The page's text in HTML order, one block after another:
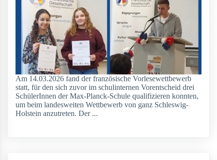
Am 14.03.2026 fand der französische Vorlesewettbewerb
statt, für den sich zuvor im schulinternen Vorentscheid drei
SchülerInnen der Max-Planck-Schule qualifizieren konnten,
um beim landesweiten Wettbewerb von ganz Schleswig-
Holstein anzutreten. Der ...